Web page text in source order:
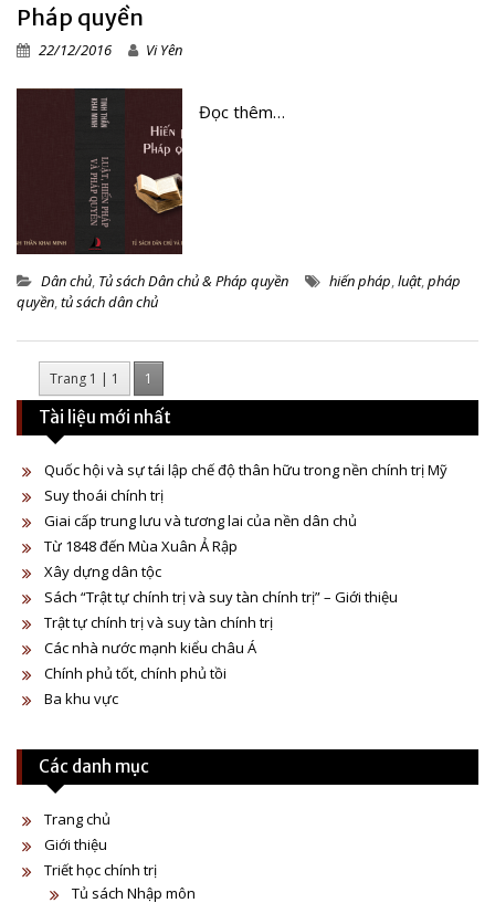
Pháp quyền
22/12/2016 Vi Yên
Đọc thêm…
Dân chủ Tủ sách Dân chủ & Pháp quyền hiến pháp luật, pháp
quyền tủ sách dân chủ
Trang 1 | 1 1
Tài liệu mới nhất
Quốc hội và sự tái lập chế độ thân hữu trong nền chính trị Mỹ
Suy thoái chính trị
Giai cấp trung lưu và tương lai của nền dân chủ
Từ 1848 đến Mùa Xuân Ả Rập
Xây dựng dân tộc
Sách “Trật tự chính trị và suy tàn chính trị” – Giới thiệu
Trật tự chính trị và suy tàn chính trị
Các nhà nước mạnh kiểu châu Á
Chính phủ tốt, chính phủ tồi
Ba khu vực
Các danh mục
Trang chủ
Giới thiệu
Triết học chính trị
Tủ sách Nhập môn